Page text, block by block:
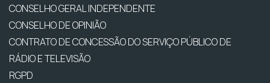
CONSELHO GERAL INDEPENDENTE
CONSELHO DE OPINIÃO
CONTRATO DE CONCESSÃO DO SERVIÇO PÚBLICO DE
RÁDIO E TELEVISÃO
RGPD